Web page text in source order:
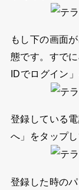
もし下の画面
態です。すで
IDでログイン」
登録している
へ」
をタップ
登録した時の